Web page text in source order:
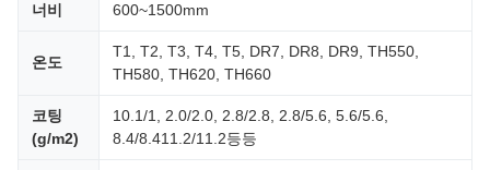
너비 600~1500mm
온도
T1, T2, T3, T4, T5, DR7, DR8, DR9, TH550,
TH580, TH620, TH660
코팅
(g/m2)
10.1/1, 2.0/2.0, 2.8/2.8, 2.8/5.6, 5.6/5.6,
8.4/8.411.2/11.2등등